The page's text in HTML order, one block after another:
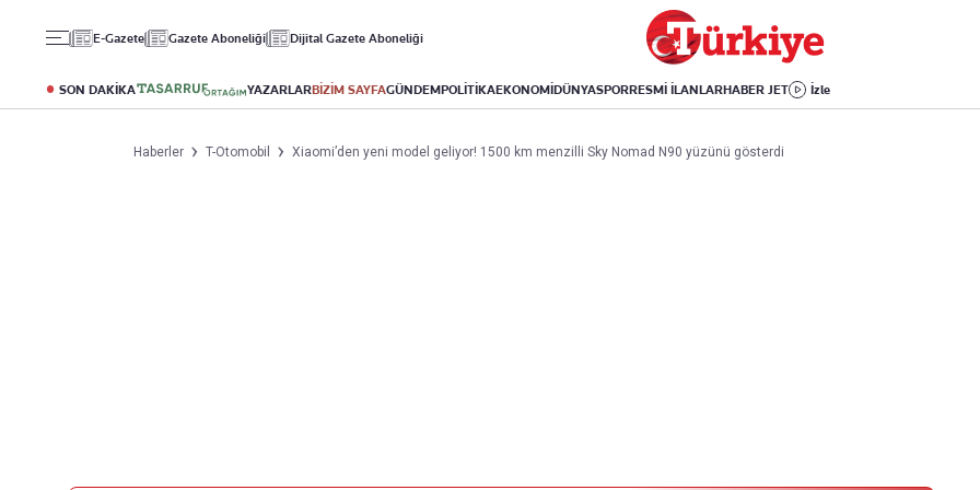
E-Gazete Gazete Aboneliği Dijital Gazete Aboneliği
SON DAKİKA YAZARLARBİZİM SAYFAGÜNDEMPOLİTİKAEKONOMİDÜNYASPORRESMİ İLANLARHABER JET İzle
Altın
Döviz
Kripto Para
Puan Durumu
Fikstür
Avrupa Ligi
Avrupa
Amerika
İsrail-Gazze
Yaşam
Sağlık
Yemek
Aktüel
Kitap
Haberler T-Otomobil Xiaomi’den yeni model geliyor! 1500 km menzilli Sky Nomad N90 yüzünü gösterdi